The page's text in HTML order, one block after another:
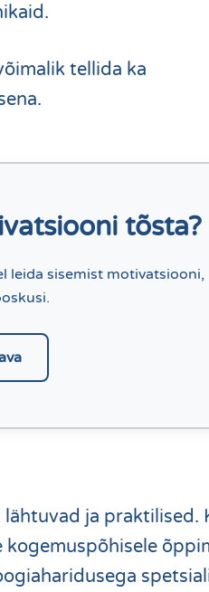
tellida ka
tõsta?
leida sisemist motivatsiooni,
ja praktilised.